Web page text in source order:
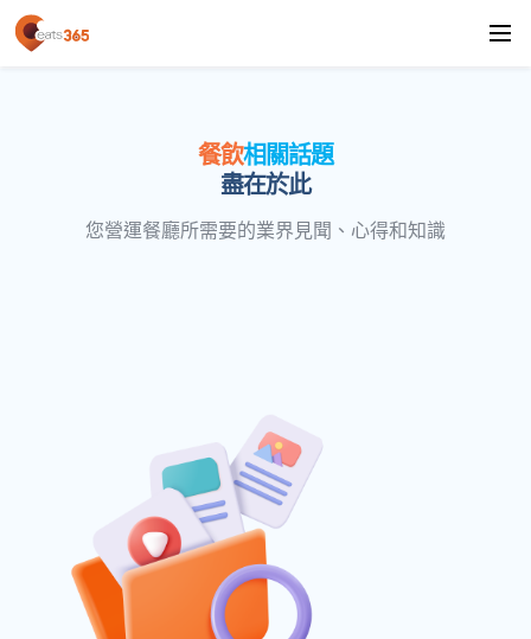
餐飲相關話題
盡在於此
您營運餐廳所需要的業界見聞、心得和知識